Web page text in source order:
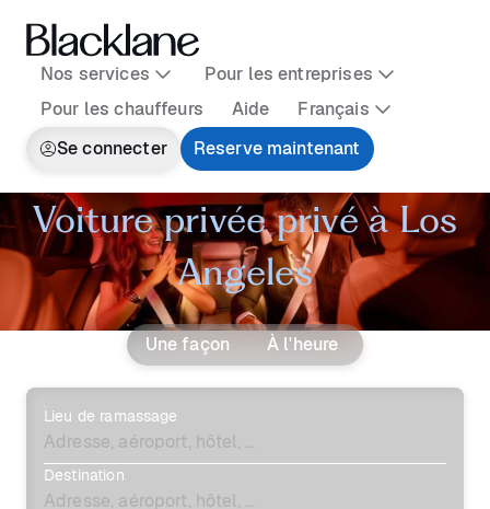
Nos services
Pour les entreprises
Pour les chauffeurs
Aide
Français
Se connecter
Reserve maintenant
Voiture privée privé à Los
Angeles
Une façon À l'heure
Lieu de ramassage
Destination